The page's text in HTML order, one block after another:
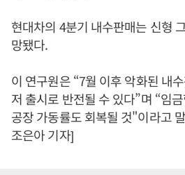
현대차의 4분기 내수판매는 신형
망됐다.
이 연구원은 “7월 이후 악화된 내
저 출시로 반전될 수 있다”며 “임
공장 가동률도 회복될 것"이라고
조은아 기자]